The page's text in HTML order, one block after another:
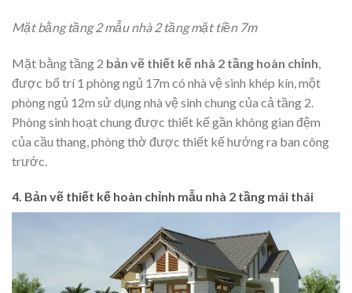
Mặt bằng tầng 2 mẫu nhà 2 tầng mặt tiền 7m
Mặt bằng tầng 2 bản vẽ thiết kế nhà 2 tầng hoàn chỉnh
được bố trí 1 phòng ngủ 17m có nhà vệ sinh khép kín, một
phòng ngủ 12m sử dụng nhà vệ sinh chung của cả tầng 2.
Phòng sinh hoạt chung được thiết kế gần không gian đệm
của cầu thang, phòng thờ được thiết kế hướng ra ban công
trước.
4. Bản vẽ thiết kế hoàn chỉnh mẫu nhà 2 tầng mái thái